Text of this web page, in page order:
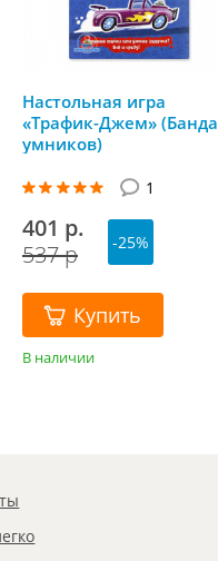
Настольная игра
«Трафик-Джем» (Банда
умников)
1
401 р.
537 р
-25%
Купить
В наличии